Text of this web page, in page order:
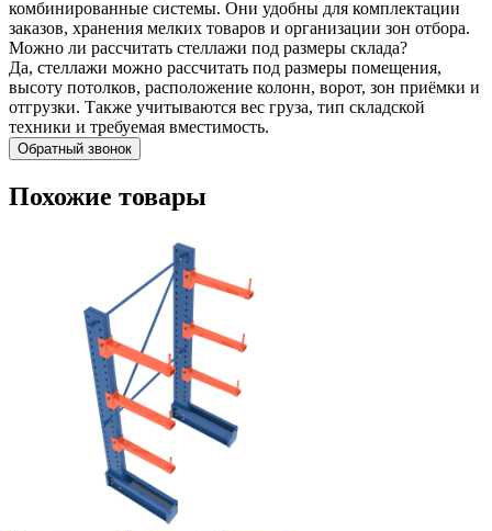
комбинированные системы. Они удобны для комплектации
заказов, хранения мелких товаров и организации зон отбора.
Можно ли рассчитать стеллажи под размеры склада?
Да, стеллажи можно рассчитать под размеры помещения,
высоту потолков, расположение колонн, ворот, зон приёмки и
отгрузки. Также учитываются вес груза, тип складской
техники и требуемая вместимость.
Обратный звонок
Похожие товары